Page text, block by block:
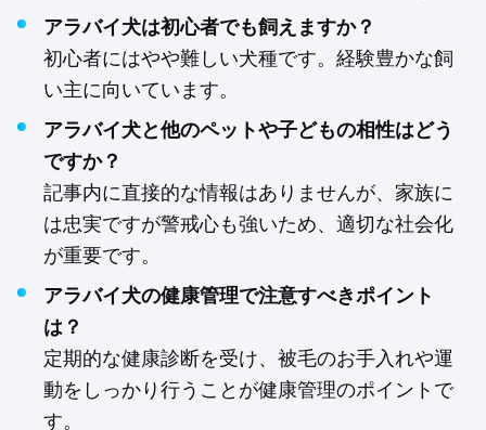
アラバイ犬は初心者でも飼えますか？
初心者にはやや難しい犬種です。経験豊かな飼
い主に向いています。
アラバイ犬と他のペットや子どもの相性はどう
ですか？
記事内に直接的な情報はありませんが、家族に
は忠実ですが警戒心も強いため、適切な社会化
が重要です。
アラバイ犬の健康管理で注意すべきポイント
は？
定期的な健康診断を受け、被毛のお手入れや運
動をしっかり行うことが健康管理のポイントで
す。